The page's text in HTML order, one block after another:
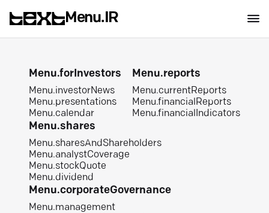
Menu.IR
Menu.forInvestors
Menu.investorNews
Menu.presentations
Menu.calendar
Menu.reports
Menu.currentReports
Menu.financialReports
Menu.financialIndicators
Menu.shares
Menu.sharesAndShareholders
Menu.analystCoverage
Menu.stockQuote
Menu.dividend
Menu.corporateGovernance
Menu.management